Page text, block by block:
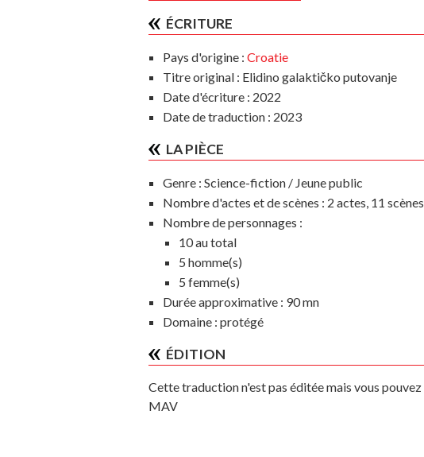
ÉCRITURE
Pays d'origine : Croatie
Titre original : Elidino galaktičko putovanje
Date d'écriture : 2022
Date de traduction : 2023
LA PIÈCE
Genre : Science-fiction / Jeune public
Nombre d'actes et de scènes : 2 actes, 11 scènes
Nombre de personnages :
10 au total
5 homme(s)
5 femme(s)
Durée approximative : 90 mn
Domaine : protégé
ÉDITION
Cette traduction n'est pas éditée mais vous pouvez
MAV